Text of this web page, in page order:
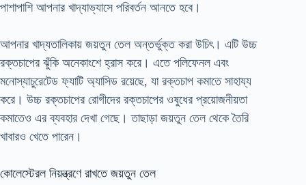
পাশাপাশি আপনার খাদ্যাভ্যাসে পরিবর্তন আনতে হবে।
আপনার খাদ্যতালিকায় জয়তুন তেল অন্তর্ভুক্ত করা উচিৎ। এটি উচ্চ
রক্তচাপের ঝুঁকি অনেকাংশে হ্রাস করে। এতে পলিফেনল এবং
মনোস্যাচুরেটেড ফ্যাটি অ্যাসিড রয়েছে, যা রক্তচাপ কমাতে সাহায্য
করে। উচ্চ রক্তচাপের রোগীদের রক্তচাপের ওষুধের প্রয়োজনীয়তা
কমাতেও এর ব্যবহার দেখা গেছে। তাছাড়া জয়তুন তেল থেকে তৈরি
খাবারও খেতে পারেন।
কোলেস্টেরল নিয়ন্ত্রণে রাখতে জয়তুন তেল